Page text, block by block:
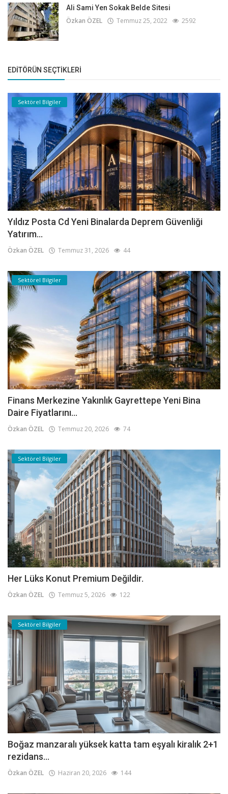
Ali Sami Yen Sokak Belde Sitesi
Özkan ÖZEL Temmuz 25, 2022 2592
EDITÖRÜN SEÇTIKLERI
Sektörel Bilgiler
Yıldız Posta Cd Yeni Binalarda Deprem Güvenliği
Yatırım...
Özkan ÖZEL Temmuz 31, 2026 44
Sektörel Bilgiler
Finans Merkezine Yakınlık Gayrettepe Yeni Bina
Daire Fiyatlarını...
Özkan ÖZEL Temmuz 20, 2026 74
Sektörel Bilgiler
Her Lüks Konut Premium Değildir.
Özkan ÖZEL Temmuz 5, 2026 122
Sektörel Bilgiler
Boğaz manzaralı yüksek katta tam eşyalı kiralık 2+1
rezidans...
Özkan ÖZEL Haziran 20, 2026 144